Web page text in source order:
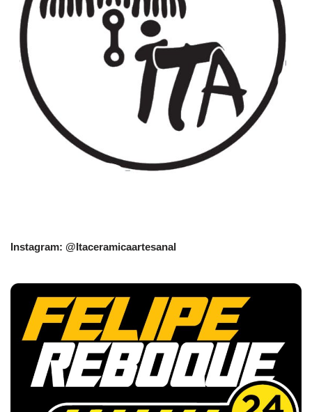
Instagram: @Itaceramicaartesanal